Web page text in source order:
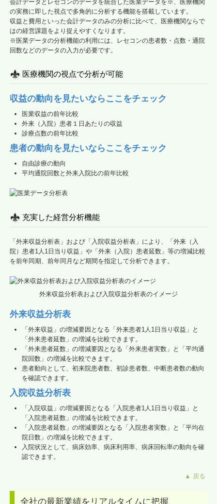
会計データとレセコンのデータを統合した医業データを※、医療機関
の実務に即した視点で多角的に分析する機能を搭載しています。
収益と費用といった会計データのみの分析に比べて、医療機関ならで
はの経営課題をより捉えやすくなります。
※医業データの分析機能の利用には、レセコンの患者数・点数・通院
回数などのデータの入力が必要です。
医療機関の視点で分析が可能
収益の動向を見たいならここをチェック
医業収益の前年比較
外来（入院）患者１日あたりの収益
診療点数の前年比較
患者の動向を見たいならここをチェック
自由診療の動向
平均通院回数と外来入院比の前年比較
充実した経営分析機能
「外来収益分析表」および「入院収益分析表」により、「外来（入
院）患者1人1日当り収益」や「外来（入院）患者延数」等の増減比較
を前年同期、前年同月など期間を指定して分析できます。
外来収益分析表および入院収益分析表のイメージ
外来収益分析表
「外来収益」の増減要因となる「外来患者1人1日当り収益」と
「外来患者延数」の増減を比較できます。
「外来患者延数」の増減要因となる「外来患者実数」と「平均通
院回数」の増減を比較できます。
患者動向として、初来院患者数、初診患者数、中断患者数の動向
を確認できます。
入院収益分析表
「入院収益」の増減要因となる「入院患者1人1日当り収益」と
「入院患者延数」の増減を比較できます。
「入院患者延数」の増減要因となる「入院患者実数」と「平均在
院日数」の増減を比較できます。
入院状況として、病床効率、病床利用率、病床回転率の動向を確
認できます。
▲ 戻る
全社の最新業績をリアルタイムに把握